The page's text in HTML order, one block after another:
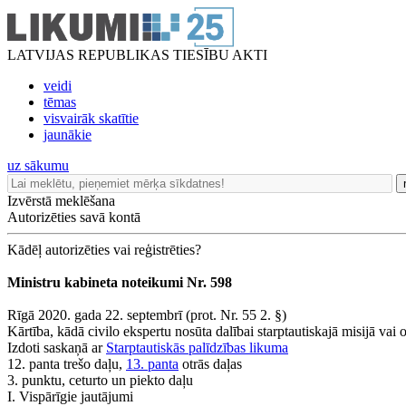
LATVIJAS REPUBLIKAS TIESĪBU AKTI
veidi
tēmas
visvairāk skatītie
jaunākie
uz sākumu
Izvērstā meklēšana
Autorizēties savā kontā
Kādēļ autorizēties vai reģistrēties?
Ministru kabineta noteikumi Nr. 598
Rīgā 2020. gada 22. septembrī (prot. Nr. 55 2. §)
Kārtība, kādā civilo ekspertu nosūta dalībai starptautiskajā misijā vai
Izdoti saskaņā ar Starptautiskās palīdzības likuma
12. panta trešo daļu, 13. panta otrās daļas
3. punktu, ceturto un piekto daļu
I. Vispārīgie jautājumi